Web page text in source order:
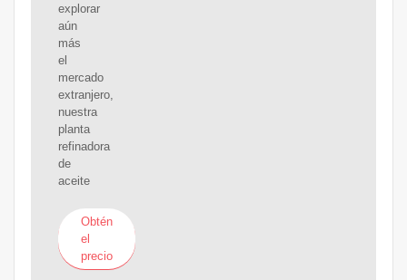
explorar
aún
más
el
mercado
extranjero,
nuestra
planta
refinadora
de
aceite
Obtén
el
precio